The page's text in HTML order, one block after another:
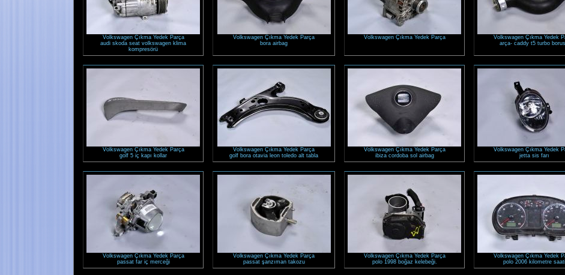
Volkswagen Çıkma Yedek Parça
audi skoda seat volkswagen klima
kompresörü
Volkswagen Çıkma Yedek Parça
bora airbag
Volkswagen Çıkma Yedek Parça
Volkswagen Çıkma Yedek
arça- caddy t5 turbo
Volkswagen Çıkma Yedek Parça
golf 5 iç kapı kollar
Volkswagen Çıkma Yedek Parça
golf bora otavia leon toledo alt tabla
Volkswagen Çıkma Yedek Parça
ibiza cordoba sol airbag
Volkswagen Çıkma Yedek
jetta sis farı
Volkswagen Çıkma Yedek Parça
passat far iç merceği
Volkswagen Çıkma Yedek Parça
passat şanzıman takozu
Volkswagen Çıkma Yedek Parça
polo 1998 boğaz kelebeği.
Volkswagen Çıkma Yedek
polo 2006 kilometre saati